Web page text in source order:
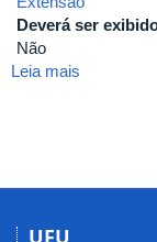
Deverá ser
Não
Leia mais
BÁSICAS
UFU